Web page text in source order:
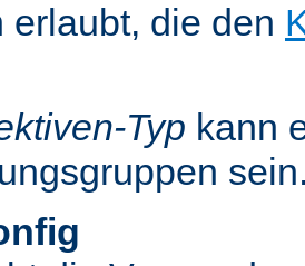
erlaubt, die den
Typ kann